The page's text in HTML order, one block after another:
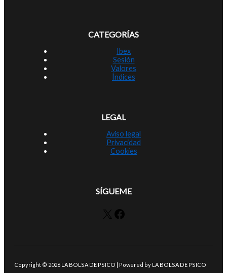
CATEGORÍAS
Ibex
Sesión
Valores
Índices
LEGAL
Aviso legal
Privacidad
Cookies
SÍGUEME
X Facebook
Copyright © 2026 LA BOLSA DE PSICO | Powered by LA BOLSA DE PSICO